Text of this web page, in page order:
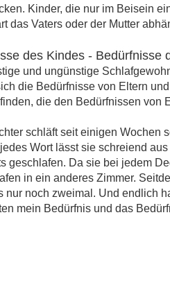
Kinder, die nur im Beisein
das Vaters oder der Mutter
des Kindes - Bedürfnisse
und ungünstige
die Bedürfnisse von Eltern
die den Bedürfnissen von
schläft seit einigen Wochen
Wort lässt sie schreiend
geschlafen. Da sie bei jedem
in ein anderes Zimmer.
nur noch zweimal. Und endlich
mein Bedürfnis und das